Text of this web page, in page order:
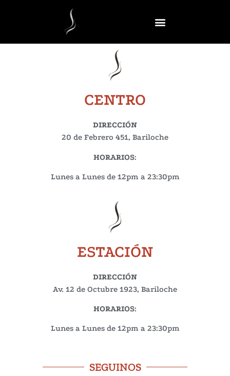
CENTRO
DIRECCIÓN
20 de Febrero 451, Bariloche
HORARIOS:
Lunes a Lunes de 12pm a 23:30pm
ESTACIÓN
DIRECCIÓN
Av. 12 de Octubre 1923, Bariloche
HORARIOS:
Lunes a Lunes de 12pm a 23:30pm
SEGUINOS